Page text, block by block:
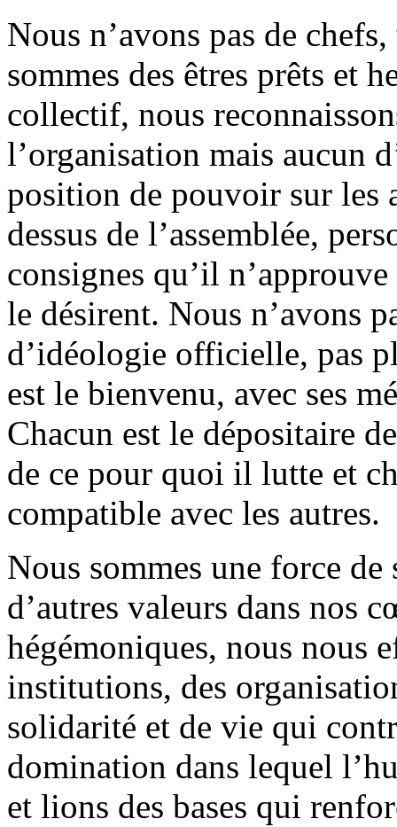
Nous n’avons pas de
sommes des êtres prêts et
collectif, nous
l’organisation mais aucun
position de pouvoir sur les
dessus de l’assemblée,
consignes qu’il
le désirent. Nous n’avons
d’idéologie officielle, pas
est le bienvenu, avec ses
Chacun est le dépositaire
de ce pour quoi il lutte et
compatible avec les autres.
Nous sommes une force
d’autres valeurs dans nos
hégémoniques, nous nous
institutions, des
solidarité et de vie qui
domination dans lequel
et lions des bases qui